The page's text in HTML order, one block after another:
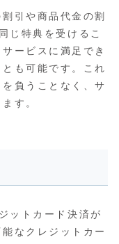
引や商品代金の割
じ特典を受けるこ
ービスに満足でき
も可能です。これ
負うことなく、サ
す。
ットカード決済が
なクレジットカー